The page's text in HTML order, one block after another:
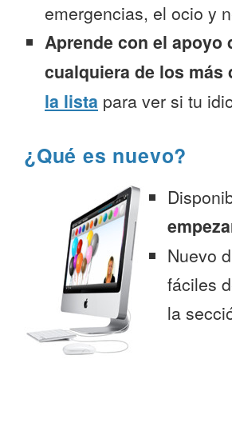
emergencias, el ocio y
Aprende con el apoyo
cualquiera de los
la lista para ver si tu
¿Qué es nuevo?
Nuevo
fáciles
la